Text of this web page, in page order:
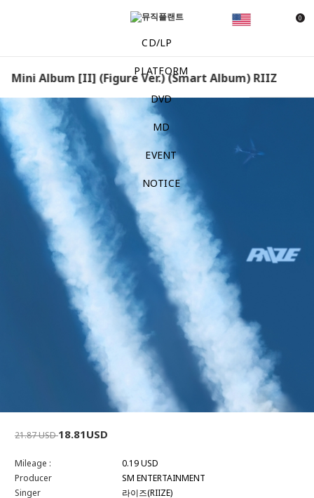
0
CD/LP
PLATFORM
DVD
MD
EVENT
NOTICE
Mini Album [II] (Figure Ver.) (Smart Album) RIIZE -
21.87 USD18.81USD
Mileage :
0.19 USD
Producer
SM ENTERTAINMENT
Singer
라이즈(RIIZE)